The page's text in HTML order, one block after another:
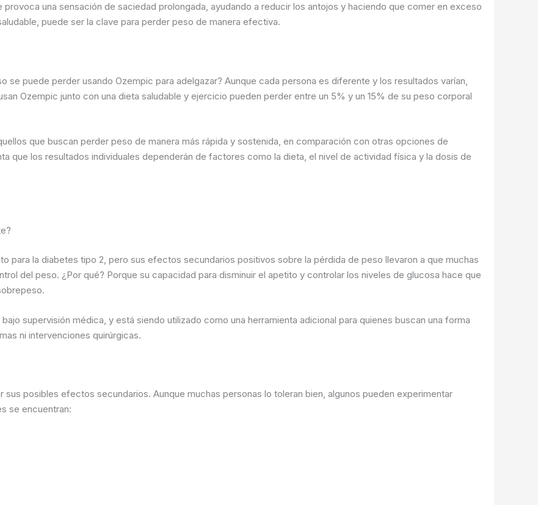
una sensación de saciedad prolongada, ayudando a reducir los antojos y haciendo que comer en exceso
puede ser la clave para perder peso de manera efectiva.
se puede perder usando Ozempic para adelgazar? Aunque cada persona es diferente y los resultados varían,
Ozempic junto con una dieta saludable y ejercicio pueden perder entre un 5% y un 15% de su peso corporal
que buscan perder peso de manera más rápida y sostenida, en comparación con otras opciones de
que los resultados individuales dependerán de factores como la dieta, el nivel de actividad física y la dosis de
para la diabetes tipo 2, pero sus efectos secundarios positivos sobre la pérdida de peso llevaron a que muchas
del peso. ¿Por qué? Porque su capacidad para disminuir el apetito y controlar los niveles de glucosa hace que
supervisión médica, y está siendo utilizado como una herramienta adicional para quienes buscan una forma
ni intervenciones quirúrgicas.
posibles efectos secundarios. Aunque muchas personas lo toleran bien, algunos pueden experimentar
se encuentran: